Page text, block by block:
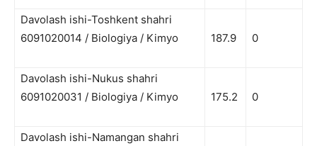
Davolash ishi-Toshkent shahri
6091020014 / Biologiya / Kimyo
187.9 0
Davolash ishi-Nukus shahri
6091020031 / Biologiya / Kimyo
175.2 0
Davolash ishi-Namangan shahri